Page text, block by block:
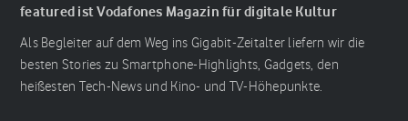
featured ist Vodafones Magazin für digitale Kultur
Als Begleiter auf dem Weg ins Gigabit-Zeitalter liefern wir die
besten Stories zu Smartphone-Highlights, Gadgets, den
heißesten Tech-News und Kino- und TV-Höhepunkte.